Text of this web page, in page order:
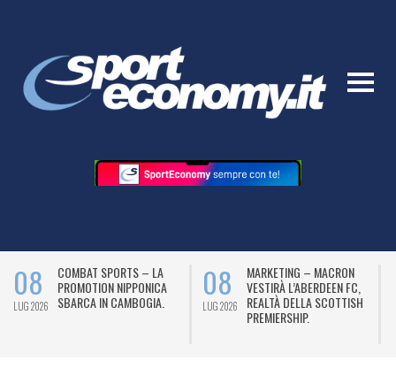
08
LUG 2026
COMBAT SPORTS – LA
PROMOTION NIPPONICA
SBARCA IN CAMBOGIA.
08
LUG 2026
MARKETING – MACRON
VESTIRÀ L’ABERDEEN FC,
REALTÀ DELLA SCOTTISH
PREMIERSHIP.